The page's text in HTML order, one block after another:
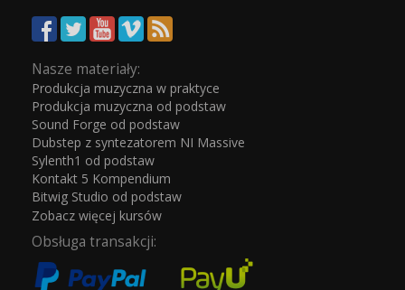
Nasze materiały:
Produkcja muzyczna w praktyce
Produkcja muzyczna od podstaw
Sound Forge od podstaw
Dubstep z syntezatorem NI Massive
Sylenth1 od podstaw
Kontakt 5 Kompendium
Bitwig Studio od podstaw
Zobacz więcej kursów
Obsługa transakcji: